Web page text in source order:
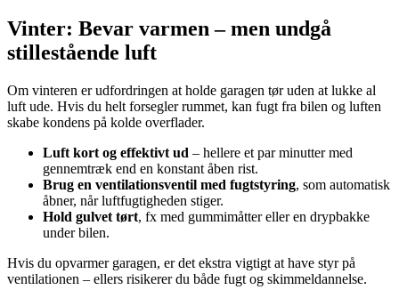
Vinter: Bevar varmen – men undgå
stillestående luft
Om vinteren er udfordringen at holde garagen tør uden at lukke al
luft ude. Hvis du helt forsegler rummet, kan fugt fra bilen og luften
skabe kondens på kolde overflader.
Luft kort og effektivt ud – hellere et par minutter med
gennemtræk end en konstant åben rist.
Brug en ventilationsventil med fugtstyring, som automatisk
åbner, når luftfugtigheden stiger.
Hold gulvet tørt, fx med gummimåtter eller en drypbakke
under bilen.
Hvis du opvarmer garagen, er det ekstra vigtigt at have styr på
ventilationen – ellers risikerer du både fugt og skimmeldannelse.